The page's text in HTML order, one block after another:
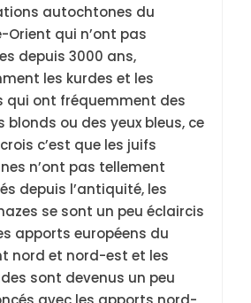
autochtones du
Orient qui n’ont pas
depuis 3000 ans,
les kurdes et les
qui ont fréquemment des
blonds ou des yeux bleus, ce
c’est que les juifs
n’ont pas tellement
depuis l’antiquité, les
se sont un peu éclaircis
apports européens du
nord et nord-est et les
sont devenus un peu